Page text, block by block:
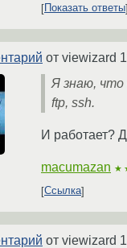
Показать ответы
от viewizard
Я знаю, что
ftp, ssh.
И работает?
macumazan
Ссылка
от viewizard